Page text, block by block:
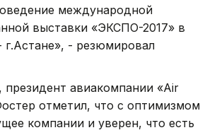
международной
выставки «ЭКСПО-2017» в
г.Астане», - резюмировал
авиакомпании «Air
отметил, что с оптимизмом
компании и уверен, что есть